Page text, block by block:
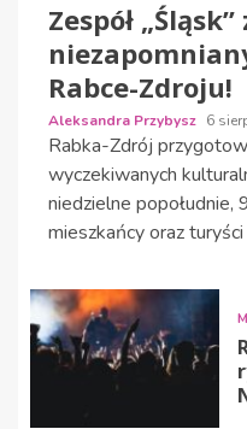
Zespół „Śląsk”
Rabce-Zdroju!
Aleksandra Przybysz 6
Rabka-Zdrój
wyczekiwanych
niedzielne popołudnie,
mieszkańcy oraz